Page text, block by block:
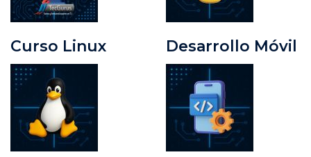
Curso Linux Desarrollo Móvil